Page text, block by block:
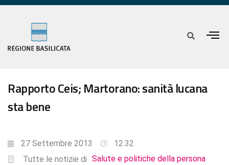
Rapporto Ceis; Martorano: sanità lucana
sta bene
27 Settembre 2013
12:32
Tutte le notizie di Salute e politiche della persona